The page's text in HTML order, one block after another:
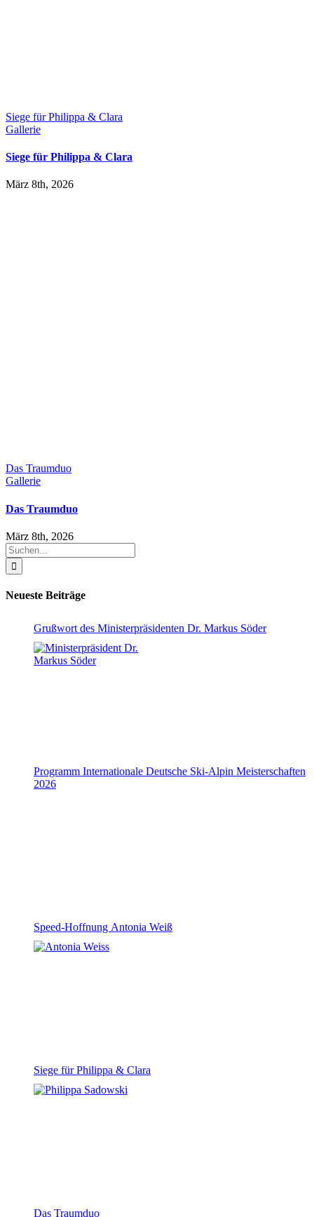
Siege für Philippa & Clara
Gallerie
Siege für Philippa & Clara
März 8th, 2026
Das Traumduo
Gallerie
Das Traumduo
März 8th, 2026
Suche
nach:
Neueste Beiträge
Grußwort des Ministerpräsidenten Dr. Markus Söder
Programm Internationale Deutsche Ski-Alpin Meisterschaften
2026
Speed-Hoffnung Antonia Weiß
Siege für Philippa & Clara
Das Traumduo